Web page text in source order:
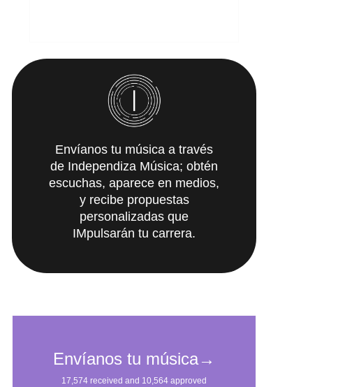
Envíanos tu música a través
de Independiza Música; obtén
escuchas, aparece en medios,
y recibe propuestas
personalizadas que
IMpulsarán tu carrera.